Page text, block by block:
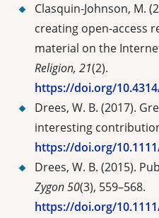
Clasquin-Johnson, M.
creating open-access
material on the
Religion, 21(2).
https://doi.org/
Drees, W. B. (2017).
interesting
https://doi.org/
Drees, W. B. (2015).
Zygon 50(3), 559–568.
https://doi.org/